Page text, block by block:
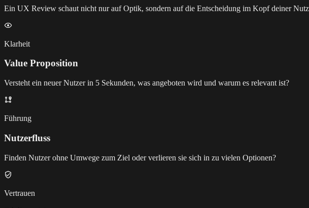
Ein UX Review schaut nicht nur auf Optik, sondern auf die Entscheidung im Kopf deiner
Klarheit
Value Proposition
Versteht ein neuer Nutzer in 5 Sekunden, was angeboten wird und warum es relevant ist?
Führung
Nutzerfluss
Finden Nutzer ohne Umwege zum Ziel oder verlieren sie sich in zu vielen Optionen?
Vertrauen